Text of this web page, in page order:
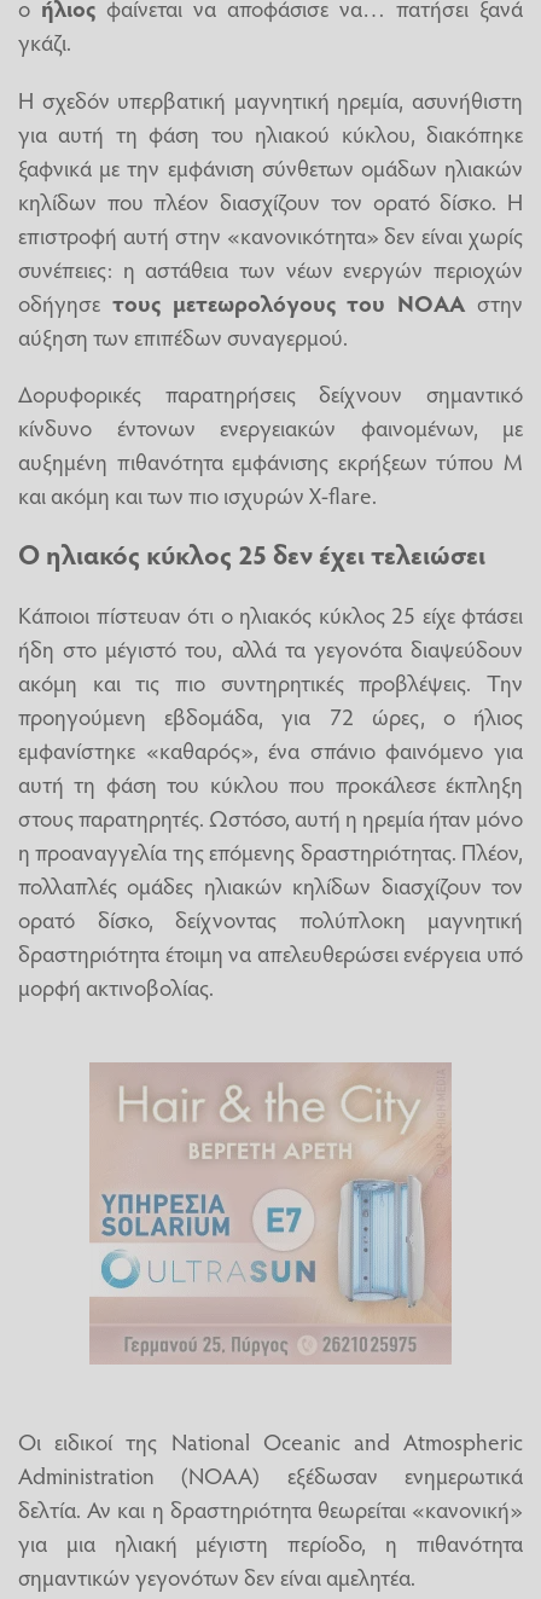
ο ήλιος φαίνεται να αποφάσισε να… πατήσει ξανά
γκάζι.
Η σχεδόν υπερβατική μαγνητική ηρεμία, ασυνήθιστη
για αυτή τη φάση του ηλιακού κύκλου, διακόπηκε
ξαφνικά με την εμφάνιση σύνθετων ομάδων ηλιακών
κηλίδων που πλέον διασχίζουν τον ορατό δίσκο. Η
επιστροφή αυτή στην «κανονικότητα» δεν είναι χωρίς
συνέπειες: η αστάθεια των νέων ενεργών περιοχών
οδήγησε τους μετεωρολόγους του NOAA στην
αύξηση των επιπέδων συναγερμού.
Δορυφορικές παρατηρήσεις δείχνουν σημαντικό
κίνδυνο έντονων ενεργειακών φαινομένων, με
αυξημένη πιθανότητα εμφάνισης εκρήξεων τύπου M
και ακόμη και των πιο ισχυρών X-flare.
Ο ηλιακός κύκλος 25 δεν έχει τελειώσει
Κάποιοι πίστευαν ότι ο ηλιακός κύκλος 25 είχε φτάσει
ήδη στο μέγιστό του, αλλά τα γεγονότα διαψεύδουν
ακόμη και τις πιο συντηρητικές προβλέψεις. Την
προηγούμενη εβδομάδα, για 72 ώρες, ο ήλιος
εμφανίστηκε «καθαρός», ένα σπάνιο φαινόμενο για
αυτή τη φάση του κύκλου που προκάλεσε έκπληξη
στους παρατηρητές. Ωστόσο, αυτή η ηρεμία ήταν μόνο
η προαναγγελία της επόμενης δραστηριότητας. Πλέον,
πολλαπλές ομάδες ηλιακών κηλίδων διασχίζουν τον
ορατό δίσκο, δείχνοντας πολύπλοκη μαγνητική
δραστηριότητα έτοιμη να απελευθερώσει ενέργεια υπό
μορφή ακτινοβολίας.
Οι ειδικοί της National Oceanic and Atmospheric
Administration (NOAA) εξέδωσαν ενημερωτικά
δελτία. Αν και η δραστηριότητα θεωρείται «κανονική»
για μια ηλιακή μέγιστη περίοδο, η πιθανότητα
σημαντικών γεγονότων δεν είναι αμελητέα.